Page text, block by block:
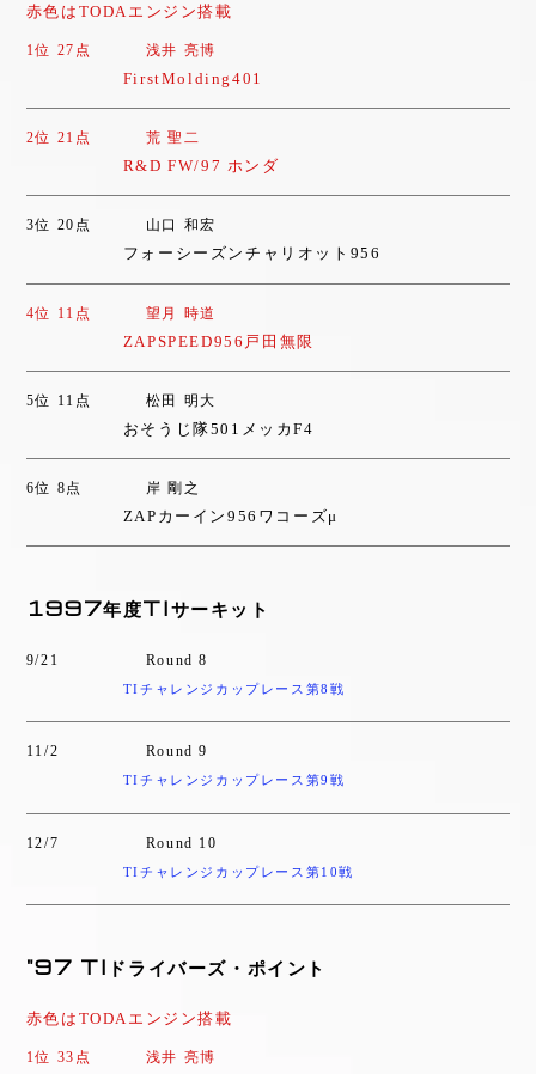
赤色はTODAエンジン搭載
1位 27点 浅井 亮博
FirstMolding401
2位 21点 荒 聖二
R&D FW/97 ホンダ
3位 20点 山口 和宏
フォーシーズンチャリオット956
4位 11点 望月 時道
ZAPSPEED956戸田無限
5位 11点 松田 明大
おそうじ隊501メッカF4
6位 8点 岸 剛之
ZAPカーイン956ワコーズμ
1997年度TIサーキット
9/21 Round 8
TIチャレンジカップレース第8戦
11/2 Round 9
TIチャレンジカップレース第9戦
12/7 Round 10
TIチャレンジカップレース第10戦
"97 TIドライバーズ・ポイント
赤色はTODAエンジン搭載
1位 33点 浅井 亮博